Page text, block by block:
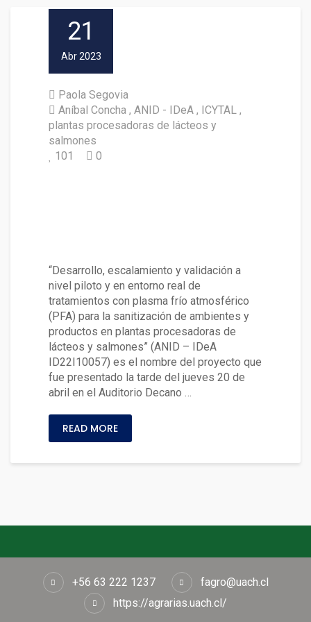
21
Abr 2023
Paola Segovia
Aníbal Concha
ANID - IDeA
ICYTAL
plantas procesadoras de lácteos y
salmones
101
0
“Desarrollo, escalamiento y validación a
nivel piloto y en entorno real de
tratamientos con plasma frío atmosférico
(PFA) para la sanitización de ambientes y
productos en plantas procesadoras de
lácteos y salmones” (ANID – IDeA
ID22I10057) es el nombre del proyecto que
fue presentado la tarde del jueves 20 de
abril en el Auditorio Decano …
READ MORE
+56 63 222 1237
fagro@uach.cl
https://agrarias.uach.cl/